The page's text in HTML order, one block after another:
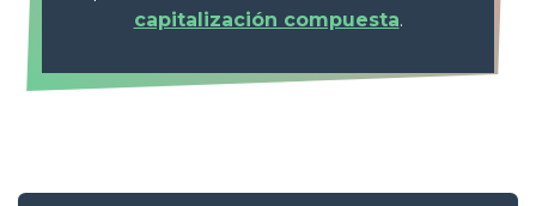
capitalización compuesta.